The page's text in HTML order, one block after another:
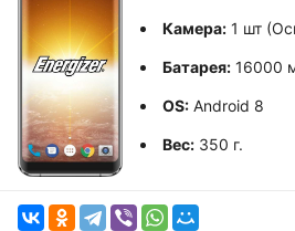
Камера: 1 шт
Батарея: 16000
OS: Android 8
Вес: 350 г.